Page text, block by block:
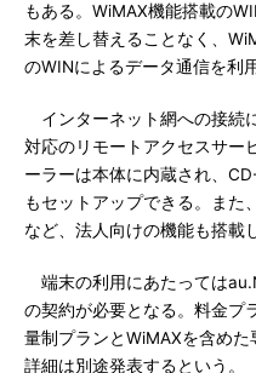
もある。WiMAX機能搭載の
末を差し替えることなく、
のWINによるデータ通信を利
インターネット網への接続
対応のリモートアクセスサー
ーラーは本体に内蔵され、
もセットアップできる。また
など、法人向けの機能も搭載
端末の利用にあたっては
の契約が必要となる。料金プ
量制プランとWiMAXを含めた
詳細は別途発表するという。